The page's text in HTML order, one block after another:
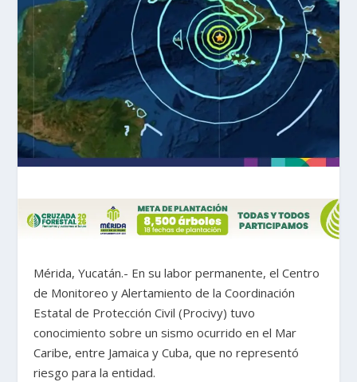
Mérida, Yucatán.- En su labor permanente, el Centro
de Monitoreo y Alertamiento de la Coordinación
Estatal de Protección Civil (Procivy) tuvo
conocimiento sobre un sismo ocurrido en el Mar
Caribe, entre Jamaica y Cuba, que no representó
riesgo para la entidad.